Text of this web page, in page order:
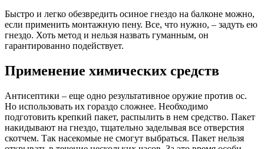
Быстро и легко обезвредить осиное гнездо на балконе можно,
если применить монтажную пену. Все, что нужно, – задуть ею
гнездо. Хоть метод и нельзя назвать гуманным, он
гарантированно подействует.
Применение химических средств
Антисептики – еще одно результативное оружие против ос.
Но использовать их гораздо сложнее. Необходимо
подготовить крепкий пакет, распылить в нем средство. Пакет
накидывают на гнездо, тщательно заделывая все отверстия
скотчем. Так насекомые не смогут выбраться. Пакет нельзя